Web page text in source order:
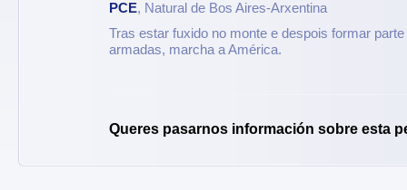
PCE, Natural de Bos Aires-Arxentina
Tras estar fuxido no monte e despois formar
armadas, marcha a América.
Queres pasarnos información sobre esta